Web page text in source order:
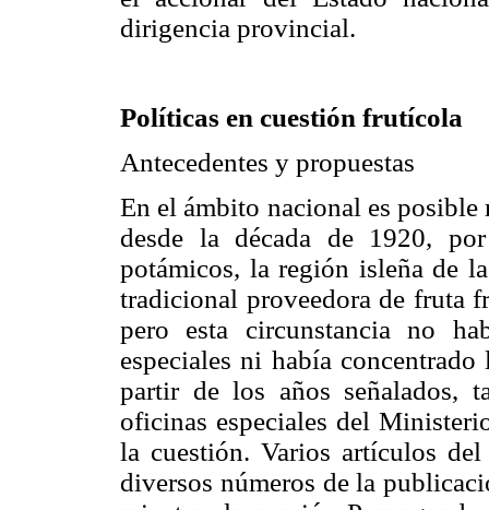
dirigencia provincial.
Políticas en cuestión frutícola
Antecedentes y propuestas
En el ámbito nacional es
desde la década de 1920,
potámicos, la región isleña de
tradicional proveedora de fruta
pero esta circunstancia no
especiales ni había
partir de los años señalados,
oficinas especiales del
la cuestión. Varios artículos
diversos números de la